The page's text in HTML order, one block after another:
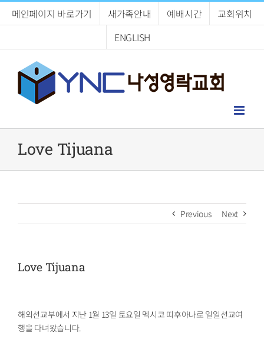
메인페이지 바로가기 새가족안내 예배시간
교회위치
ENGLISH
Love Tijuana
Previous Next
Love Tijuana
해외선교부에서 지난 1월 13일 토요일 멕시코 띠후아나로 일일선교여
행을 다녀왔습니다.